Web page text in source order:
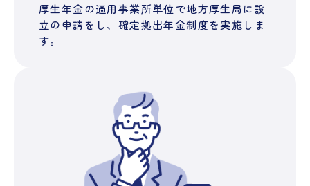
厚生年金の適用事業所単位で地方厚生局に設
立の申請をし、確定拠出年金制度を実施しま
す。